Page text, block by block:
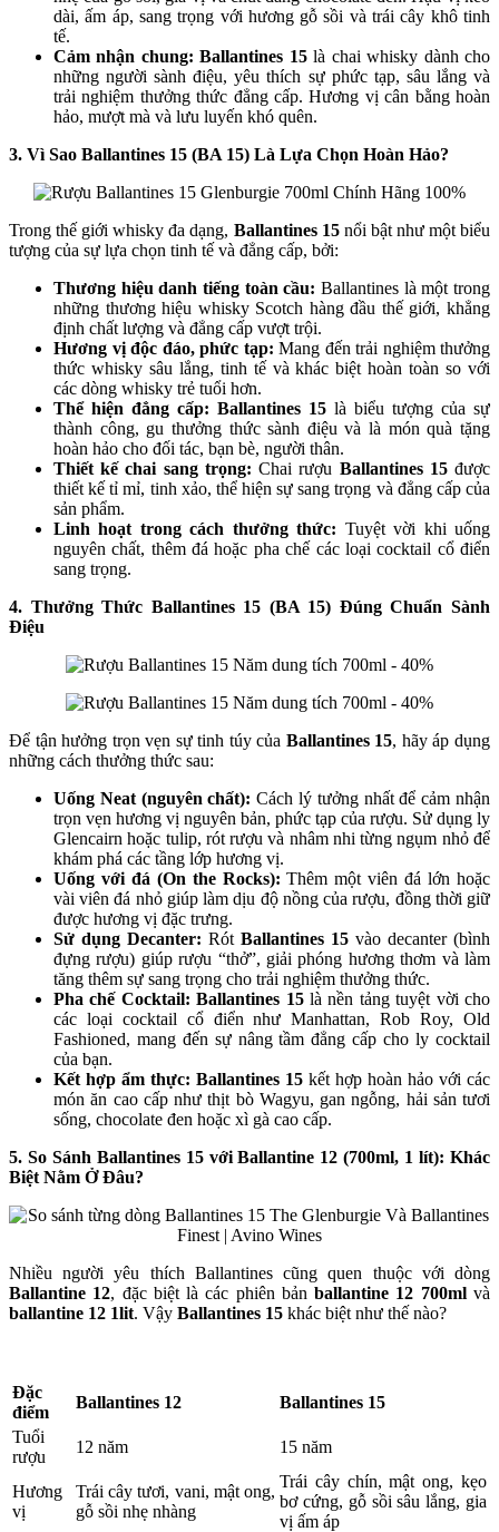
dài, ấm áp, sang trọng với hương gỗ sồi và trái cây khô tinh
tế.
Cảm nhận chung: Ballantines 15là chai whisky dành cho
những người sành điệu, yêu thích sự phức tạp, sâu lắng và
trải nghiệm thưởng thức đẳng cấp. Hương vị cân bằng hoàn
hảo, mượt mà và lưu luyến khó quên.
3. Vì Sao Ballantines 15 (BA 15) Là Lựa Chọn Hoàn Hảo?
Trong thế giới whisky đa dạng, Ballantines 15nổi bật như một biểu
tượng của sự lựa chọn tinh tế và đẳng cấp, bởi:
Thương hiệu danh tiếng toàn cầu: Ballantines là một trong
những thương hiệu whisky Scotch hàng đầu thế giới, khẳng
định chất lượng và đẳng cấp vượt trội.
Hương vị độc đáo, phức tạp: Mang đến trải nghiệm thưởng
thức whisky sâu lắng, tinh tế và khác biệt hoàn toàn so với
các dòng whisky trẻ tuổi hơn.
Thể hiện đẳng cấp: Ballantines 15 là biểu tượng của sự
thành công, gu thưởng thức sành điệu và là món quà tặng
hoàn hảo cho đối tác, bạn bè, người thân.
Thiết kế chai sang trọng: Chai rượu Ballantines 15được
thiết kế tỉ mỉ, tinh xảo, thể hiện sự sang trọng và đẳng cấp của
sản phẩm.
Linh hoạt trong cách thưởng thức: Tuyệt vời khi uống
nguyên chất, thêm đá hoặc pha chế các loại cocktail cổ điển
sang trọng.
4. Thưởng Thức Ballantines 15 (BA 15) Đúng Chuẩn Sành
Điệu
Để tận hưởng trọn vẹn sự tinh túy của Ballantines 15, hãy áp dụng
những cách thưởng thức sau:
Uống Neat (nguyên chất): Cách lý tưởng nhất để cảm nhận
trọn vẹn hương vị nguyên bản, phức tạp của rượu. Sử dụng ly
Glencairn hoặc tulip, rót rượu và nhâm nhi từng ngụm nhỏ để
khám phá các tầng lớp hương vị.
Uống với đá (On the Rocks): Thêm một viên đá lớn hoặc
vài viên đá nhỏ giúp làm dịu độ nồng của rượu, đồng thời giữ
được hương vị đặc trưng.
Sử dụng Decanter: Rót Ballantines 15 vào decanter (bình
đựng rượu) giúp rượu “thở”, giải phóng hương thơm và làm
tăng thêm sự sang trọng cho trải nghiệm thưởng thức.
Pha chế Cocktail: Ballantines 15là nền tảng tuyệt vời cho
các loại cocktail cổ điển như Manhattan, Rob Roy, Old
Fashioned, mang đến sự nâng tầm đẳng cấp cho ly cocktail
của bạn.
Kết hợp ẩm thực: Ballantines 15 kết hợp hoàn hảo với các
món ăn cao cấp như thịt bò Wagyu, gan ngỗng, hải sản tươi
sống, chocolate đen hoặc xì gà cao cấp.
5. So Sánh Ballantines 15 với Ballantine 12 (700ml, 1 lít): Khác
Biệt Nằm Ở Đâu?
Nhiều người yêu thích Ballantines cũng quen thuộc với dòng
Ballantine 12, đặc biệt là các phiên bảnballantine 12 700mlvà
ballantine 12 1lit. Vậy Ballantines 15 khác biệt như thế nào?
Đặc
điểm
Ballantines 12
Ballantines 15
Tuổi
rượu
12 năm 15 năm
Hương
vị
Trái cây tươi, vani, mật ong,
gỗ sồi nhẹ nhàng
Trái cây chín, mật ong, kẹo
bơ cứng, gỗ sồi sâu lắng, gia
vị ấm áp